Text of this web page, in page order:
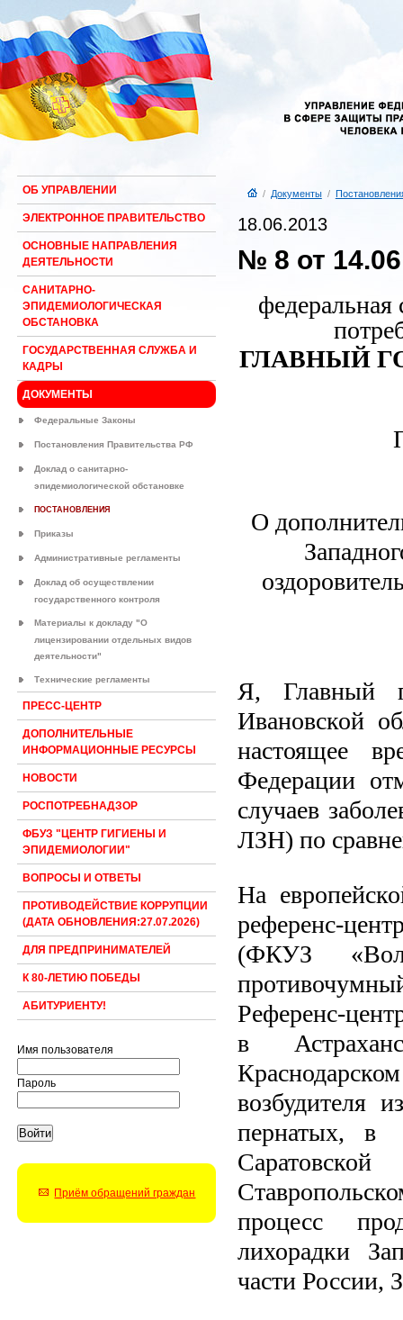
ОБ УПРАВЛЕНИИ
ЭЛЕКТРОННОЕ ПРАВИТЕЛЬСТВО
ОСНОВНЫЕ НАПРАВЛЕНИЯ
ДЕЯТЕЛЬНОСТИ
САНИТАРНО-
ЭПИДЕМИОЛОГИЧЕСКАЯ
ОБСТАНОВКА
ГОСУДАРСТВЕННАЯ СЛУЖБА И
КАДРЫ
ДОКУМЕНТЫ
Федеральные Законы
Постановления Правительства РФ
Доклад о санитарно-
эпидемиологической обстановке
ПОСТАНОВЛЕНИЯ
Приказы
Административные регламенты
Доклад об осуществлении
государственного контроля
Материалы к докладу "О
лицензировании отдельных видов
деятельности"
Технические регламенты
ПРЕСС-ЦЕНТР
ДОПОЛНИТЕЛЬНЫЕ
ИНФОРМАЦИОННЫЕ РЕСУРСЫ
НОВОСТИ
РОСПОТРЕБНАДЗОР
ФБУЗ "ЦЕНТР ГИГИЕНЫ И
ЭПИДЕМИОЛОГИИ"
ВОПРОСЫ И ОТВЕТЫ
ПРОТИВОДЕЙСТВИЕ КОРРУПЦИИ
(ДАТА ОБНОВЛЕНИЯ:27.07.2026)
ДЛЯ ПРЕДПРИНИМАТЕЛЕЙ
К 80-ЛЕТИЮ ПОБЕДЫ
АБИТУРИЕНТУ!
Имя пользователя
Пароль
Приём обращений граждан
/ Документы/
18.06.2013
№ 8 от
ГЛАВНЫЙ
О
Я, Главный
Ивановской
настоящее
Федерации
случаев
ЛЗН) по
На
референс-
(ФКУЗ
Референс-
в
возбудителя
пернатых, в
процесс
лихорадки
части России,